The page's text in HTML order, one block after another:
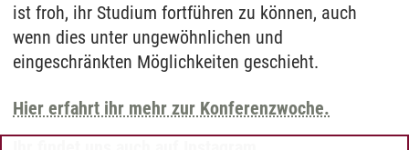
ist froh, ihr Studium fortführen zu können, auch
wenn dies unter ungewöhnlichen und
eingeschränkten Möglichkeiten geschieht.
Hier erfahrt ihr mehr zur Konferenzwoche.